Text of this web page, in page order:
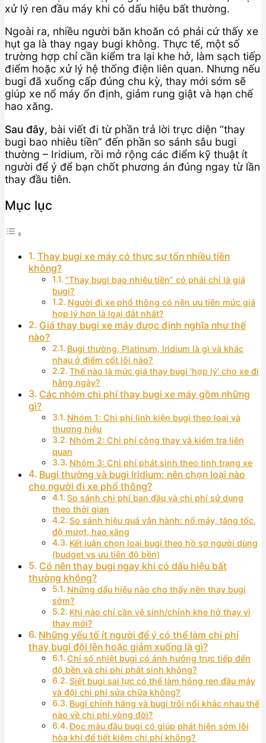
xử lý ren đầu máy khi có dấu hiệu bất thường.
Ngoài ra, nhiều người băn khoăn có phải cứ thấy xe
hụt ga là thay ngay bugi không. Thực tế, một số
trường hợp chỉ cần kiểm tra lại khe hở, làm sạch tiếp
điểm hoặc xử lý hệ thống điện liên quan. Nhưng nếu
bugi đã xuống cấp đúng chu kỳ, thay mới sớm sẽ
giúp xe nổ máy ổn định, giảm rung giật và hạn chế
hao xăng.
Sau đây, bài viết đi từ phần trả lời trực diện “thay
bugi bao nhiêu tiền” đến phần so sánh sâu bugi
thường – Iridium, rồi mở rộng các điểm kỹ thuật ít
người để ý để bạn chốt phương án đúng ngay từ lần
thay đầu tiên.
Mục lục
Thay bugi xe máy có thực sự tốn nhiều tiền
không?
“Thay bugi bao nhiêu tiền” có phải chỉ là giá
bugi?
Người đi xe phổ thông có nên ưu tiên mức giá
hợp lý hơn là loại đắt nhất?
Giá thay bugi xe máy được định nghĩa như thế
nào?
Bugi thường, Platinum, Iridium là gì và khác
nhau ở điểm cốt lõi nào?
Thế nào là mức giá thay bugi ‘hợp lý’ cho xe đi
hằng ngày?
Các nhóm chi phí thay bugi xe máy gồm những
gì?
Nhóm 1: Chi phí linh kiện bugi theo loại và
thương hiệu
Nhóm 2: Chi phí công thay và kiểm tra liên
quan
Nhóm 3: Chi phí phát sinh theo tình trạng xe
Bugi thường và bugi Iridium: nên chọn loại nào
cho người đi xe phổ thông?
So sánh chi phí ban đầu và chi phí sử dụng
theo thời gian
So sánh hiệu quả vận hành: nổ máy, tăng tốc,
độ mượt, hao xăng
Kết luận chọn loại bugi theo hồ sơ người dùng
(budget vs ưu tiên độ bền)
Có nên thay bugi ngay khi có dấu hiệu bất
thường không?
Những dấu hiệu nào cho thấy nên thay bugi
sớm?
Khi nào chỉ cần vệ sinh/chỉnh khe hở thay vì
thay mới?
Những yếu tố ít người để ý có thể làm chi phí
thay bugi đội lên hoặc giảm xuống là gì?
Chỉ số nhiệt bugi có ảnh hưởng trực tiếp đến
độ bền và chi phí phát sinh không?
Siết bugi sai lực có thể làm hỏng ren đầu máy
và đội chi phí sửa chữa không?
Bugi chính hãng và bugi trôi nổi khác nhau thế
nào về chi phí vòng đời?
Đọc màu đầu bugi có giúp phát hiện sớm lỗi
hòa khí để tiết kiệm chi phí không?